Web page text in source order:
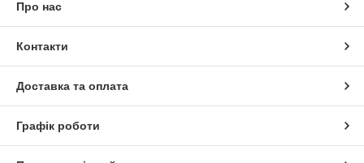
Про нас
Контакти
Доставка та оплата
Графік роботи